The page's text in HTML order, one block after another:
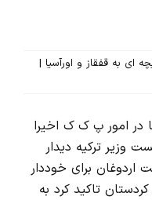
ای به قفقاز و اورآسیا |
در امور پ ک ک اخیرا
وزیر ترکیه دیدار
اردوغان برای خوددار
تاکید کرد به